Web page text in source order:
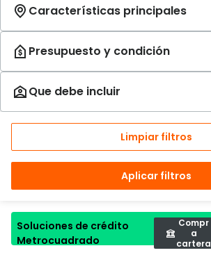
Limpiar filtros
Aplicar filtros
Soluciones de crédito
Metrocuadrado
Compr
a
cartera